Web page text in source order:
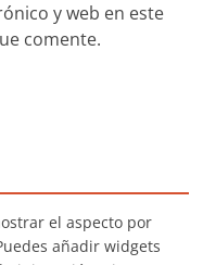
y web en este
comente.
el aspecto por
añadir widgets